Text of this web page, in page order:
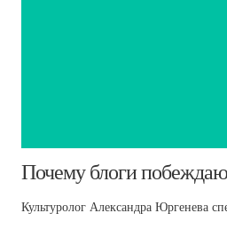
​Почему блоги
Культуролог Александра Юргенева